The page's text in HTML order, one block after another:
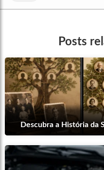
Posts
Descubra a História da